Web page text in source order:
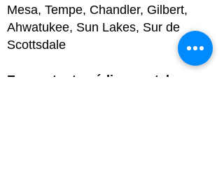
Mesa, Tempe, Chandler, Gilbert,
Ahwatukee, Sun Lakes, Sur de
Scottsdale
Encuentra tu código postal: